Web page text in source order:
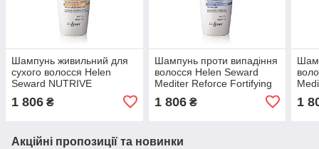
Шампунь живильний для
сухого волосся Helen
Seward NUTRIVE
1 806 ₴
Шампунь проти випадіння
волосся Helen Seward
Mediter Reforce Fortifying
1 806₴ 1
Акційні пропозиції та новинки